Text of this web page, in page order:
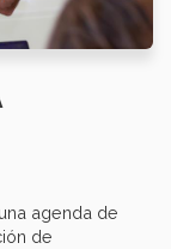
agenda de
de